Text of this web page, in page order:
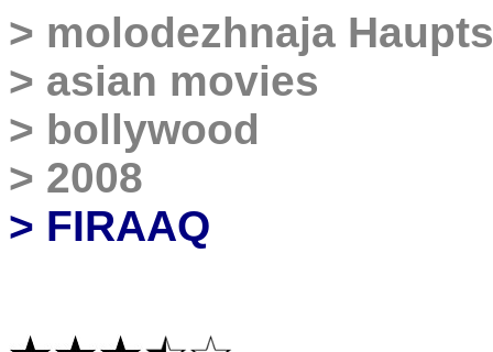
> molodezhnaja
> asian movies
> bollywood
> 2008
> FIRAAQ